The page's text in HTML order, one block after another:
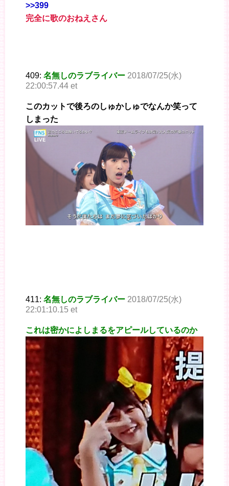
>>399
完全に歌のおねえさん
409: 名無しのラブライバー 2018/07/25(水)
22:00:57.44 et
このカットで後ろのしゅかしゅでなんか笑って
しまった
411: 名無しのラブライバー 2018/07/25(水)
22:01:10.15 et
これは密かによしまるをアピールしているのか